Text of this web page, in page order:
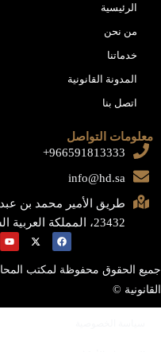
الرئيسية
من نحن
خدماتنا
المدونة القانونية
اتصل بنا
معلومات التواصل
966591813333+
info@hd.sa
طريق الأمير محمد بن
23432، المملكة العربية السعودية.
جميع الحقوق محفوظة لمكتب
القانونية ©